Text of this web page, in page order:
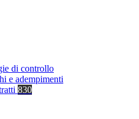
di controllo
e adempimenti
830